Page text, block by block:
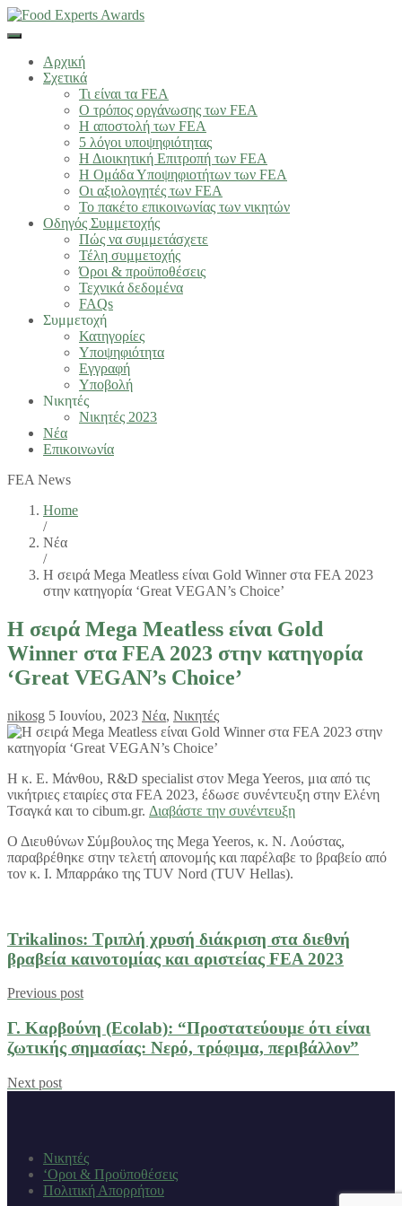
Αρχική
Σχετικά
Τι είναι τα FEA
Ο τρόπος οργάνωσης των FEA
Η αποστολή των FEA
5 λόγοι υποψηφιότητας
Η Διοικητική Επιτροπή των FEA
Η Ομάδα Υποψηφιοτήτων των FEA
Οι αξιολογητές των FEA
Το πακέτο επικοινωνίας των νικητών
Οδηγός Συμμετοχής
Πώς να συμμετάσχετε
Τέλη συμμετοχής
Όροι & προϋποθέσεις
Τεχνικά δεδομένα
FAQs
Συμμετοχή
Κατηγορίες
Υποψηφιότητα
Εγγραφή
Υποβολή
Νικητές
Νικητές 2023
Νέα
Επικοινωνία
FEA News
Home
/
Νέα
/
Η σειρά Mega Meatless είναι Gold Winner στα FEA 2023
στην κατηγορία ‘Great VEGAN’s Choice’
Η σειρά Mega Meatless είναι Gold
Winner στα FEA 2023 στην κατηγορία
‘Great VEGAN’s Choice’
nikosg 5 Ιουνίου, 2023 Νέα, Νικητές
Η κ. E. Μάνθου, R&D specialist στον Mega Yeeros, μια από τις
νικήτριες εταιρίες στα FEA 2023, έδωσε συνέντευξη στην Ελένη
Τσαγκά και το cibum.gr. Διαβάστε την συνέντευξη
Ο Διευθύνων Σύμβουλος της Mega Yeeros, κ. N. Λούστας,
παραβρέθηκε στην τελετή απονομής και παρέλαβε το βραβείο από
τον κ. Ι. Μπαρράκο της TUV Nord (TUV Hellas).
Trikalinos: Τριπλή χρυσή διάκριση στα διεθνή
βραβεία καινοτομίας και αριστείας FEA 2023
Previous post
Γ. Καρβούνη (Ecolab): “Προστατεύουμε ότι είναι
ζωτικής σημασίας: Nερό, τρόφιμα, περιβάλλον”
Next post
Νικητές
‘Οροι & Προϋποθέσεις
Πολιτική Απορρήτου